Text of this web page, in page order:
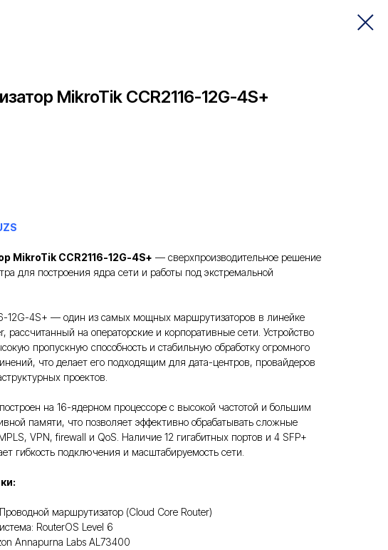
MikroTik CCR2116-12G-4S+
MikroTik CCR2116-12G-4S+ — сверхпроизводительное решение
для построения ядра сети и работы под экстремальной
12G-4S+ — один из самых мощных маршрутизаторов в линейке
рассчитанный на операторские и корпоративные сети. Устройство
пропускную способность и стабильную обработку огромного
что делает его подходящим для дата-центров, провайдеров
проектов.
на 16-ядерном процессоре с высокой частотой и большим
памяти, что позволяет эффективно обрабатывать сложные
VPN, firewall и QoS. Наличие 12 гигабитных портов и 4 SFP+
гибкость подключения и масштабируемость сети.
маршрутизатор (Cloud Core Router)
RouterOS Level 6
Annapurna Labs AL73400